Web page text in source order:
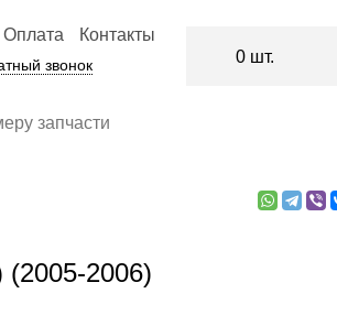
(2005-2006)
Оплата Контакты
звонок 0 шт.